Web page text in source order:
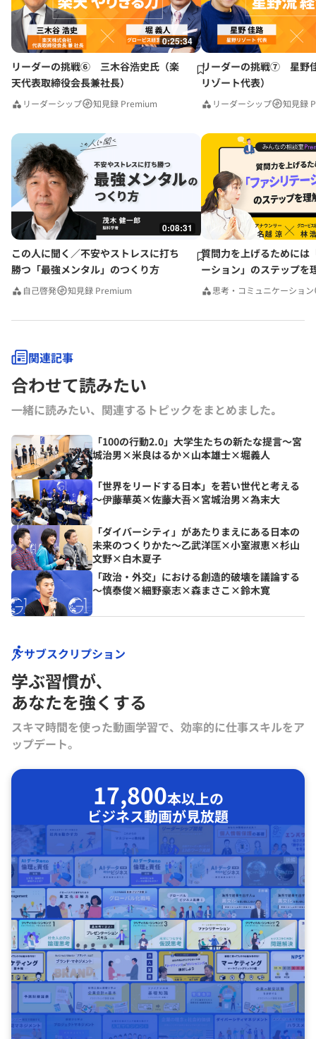
0:25:34
リーダーの挑戦⑥ 三木谷浩史氏（楽
天代表取締役会長兼社長）
リーダーシップ 知見録 Premium
リーダーの挑戦⑦ 星野
リゾート代表）
リーダーシップ 知見録
0:08:31
この人に聞く／不安やストレスに打ち
勝つ「最強メンタル」のつくり方
自己啓発 知見録 Premium
質問力を上げるためには
ーション」のステップを
みんなの相談室Premium
思考・コミュニケーション
関連記事
合わせて読みたい
一緒に読みたい、関連するトピックをまとめました｡
「100の行動2.0」大学生たちの新たな提言～宮
城治男×米良はるか×山本雄士×堀義人
「世界をリードする日本」を若い世代と考える
～伊藤華英×佐藤大吾×宮城治男×為末大
「ダイバーシティ」があたりまえにある日本の
未来のつくりかた～乙武洋匡×小室淑恵×杉山
文野×白木夏子
「政治・外交」における創造的破壊を議論する
～慎泰俊×細野豪志×森まさこ×鈴木寛
サブスクリプション
学ぶ習慣が､
あなたを強くする
スキマ時間を使った動画学習で、効率的に仕事スキルをア
ップデート。
17,800本以上の
ビジネス動画が見放題